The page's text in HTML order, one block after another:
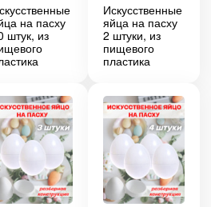
на пасху
штук, из
Искусственные
яйца на пасху
2 штуки, из
пищевого
пластика